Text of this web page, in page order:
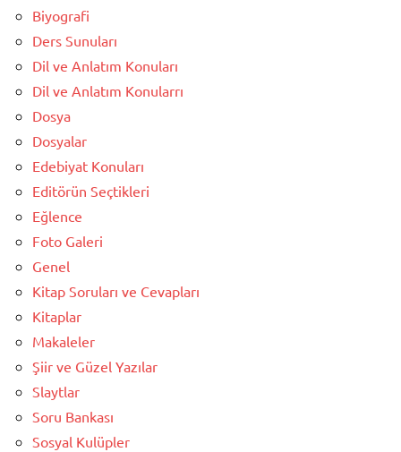
Biyografi
Ders Sunuları
Dil ve Anlatım Konuları
Dil ve Anlatım Konularrı
Dosya
Dosyalar
Edebiyat Konuları
Editörün Seçtikleri
Eğlence
Foto Galeri
Genel
Kitap Soruları ve Cevapları
Kitaplar
Makaleler
Şiir ve Güzel Yazılar
Slaytlar
Soru Bankası
Sosyal Kulüpler